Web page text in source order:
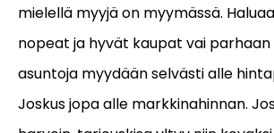
mielellä myyjä on myymässä.
nopeat ja hyvät kaupat vai parhaan
asuntoja myydään selvästi alle
Joskus jopa alle markkinahinnan.